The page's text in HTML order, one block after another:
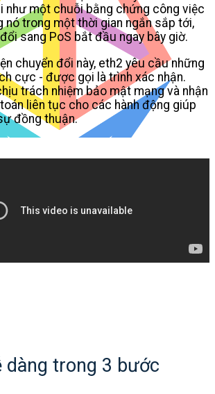
như một chuỗi bằng chứng công việc
nó trong một thời gian ngắn sắp tới,
sang PoS bắt đầu ngay bây giờ.
chuyển đổi này, eth2 yêu cầu những
cực - được gọi là trình xác nhận.
trách nhiệm bảo mật mạng và nhận
liên tục cho các hành động giúp
đồng thuận.
dàng trong 3 bước